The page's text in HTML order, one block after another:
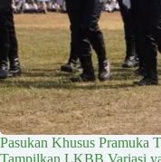
Pasukan Khusus Pramuka
Tampilkan LKBB Variasi